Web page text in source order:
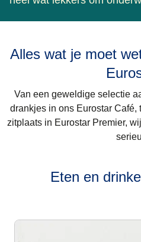
Alles wat je moet
Van een geweldige selectie
drankjes in ons Eurostar
zitplaats in Eurostar Premier,
Eten en